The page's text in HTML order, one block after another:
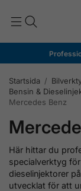
Startsida /
Bensin &
Mercedes Benz
Här hittar du
specialverktyg
dieselinjektorer
utvecklat för att